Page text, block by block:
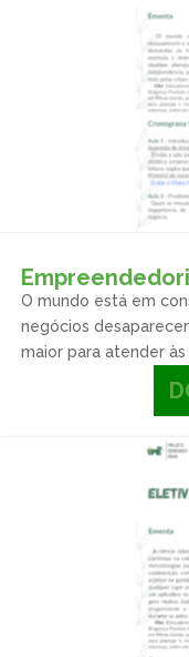
O mundo está em
negócios
maior para atender às